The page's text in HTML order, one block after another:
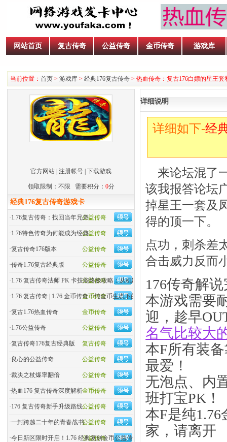
网站首页 复古传奇 公益传奇 金币传奇 游戏库
当前位置： 首页 > 游戏库 > 经典176复古传奇 > 热血传奇：复古176白嫖的星王套
官方网站 注册帐号 下载游戏
领取限制：不限 需要积分： 0分
经典176复古传奇游戏卡
公益传奇
·1.76复古传奇：找回当年兄弟
公益传奇
·1.76特色传奇为何能成为经典
公益传奇
·复古传奇176版本
公益传奇
·传奇1.76复古经典版
公益传奇
·1.76 复古传奇法师 PK 卡技能终极攻略：从机制到实战
金币传奇
·1.76 复古传奇 | 1.76 金币传奇：纯金币生态下的玛法�
金币传奇
·复古1.76热血传奇
公益传奇
·1.76公益传奇
复古传奇
·复古传奇176复古经典版
公益传奇
· 良心的公益传奇
公益传奇
·裁决之杖爆率翻倍
金币传奇
·热血176 复古传奇深度解析
公益传奇
·176 复古传奇新手升级路线
公益传奇
·一封跨越二十年的青春战书
公益传奇
·今日新区限时开启！1.76 经典复刻金币公益传奇
详细说明
详细如下-经
来论坛混了
该我报答论坛
掉星王一套及
得的顶一下。
点功，刺杀差
合击威力反而
176传奇解
本游戏需要
迎，趁早
名气比较大
本F所有装
最爱！
无泡点、内
班打宝PK！
本F是纯
家，请离开